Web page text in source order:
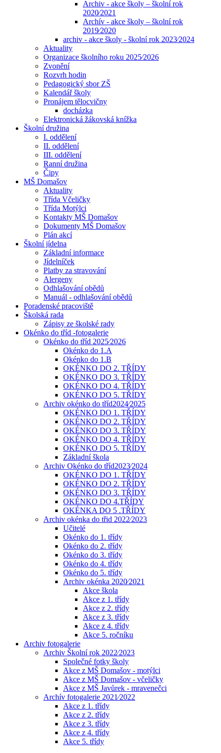
Archiv - akce školy – školní rok
2020⁄2021
Archív - akce školy – školní rok
2019⁄2020
archiv - akce školy - školní rok 2023⁄2024
Aktuality
Organizace školního roku 2025⁄2026
Zvonění
Rozvrh hodin
Pedagogický sbor ZŠ
Kalendář školy
Pronájem tělocvičny
docházka
Elektronická žákovská knížka
Školní družina
I. oddělení
II. oddělení
III. oddělení
Ranní družina
Čipy
MŠ Domašov
Aktuality
Třída Včeličky
Třída Motýlci
Kontakty MŠ Domašov
Dokumenty MŠ Domašov
Plán akcí
Školní jídelna
Základní informace
Jídelníček
Platby za stravování
Alergeny
Odhlašování obědů
Manuál - odhlašování obědů
Poradenské pracoviště
Školská rada
Zápisy ze školské rady
Okénko do tříd -fotogalerie
Okénko do tříd 2025⁄2026
Okénko do 1.A
Okénko do 1.B
OKÉNKO DO 2. TŘÍDY
OKÉNKO DO 3. TŘÍDY
OKÉNKO DO 4. TŘÍDY
OKÉNKO DO 5. TŘÍDY
Archiv okénko do tříd2024⁄2025
OKÉNKO DO 1. TŘÍDY
OKÉNKO DO 2. TŘÍDY
OKÉNKO DO 3. TŘÍDY
OKÉNKO DO 4. TŘÍDY
OKÉNKO DO 5. TŘÍDY
Základní škola
Archiv Okénko do tříd2023⁄2024
OKÉNKO DO 1. TŘÍDY
OKÉNKO DO 2. TŘÍDY
OKÉNKO DO 3. TŘÍDY
OKÉNKO DO 4.TŘÍDY
OKÉNKA DO 5 .TŘÍDY
Archiv okénka do třid 2022⁄2023
Učitelé
Okénko do 1. třídy
Okénko do 2. třídy
Okénko do 3. třídy
Okénko do 4. třídy
Okénko do 5. třídy
Archiv okénka 2020⁄2021
Akce škola
Akce z 1. třídy
Akce z 2. třídy
Akce z 3. třídy
Akce z 4. třídy
Akce 5. ročníku
Archiv fotogalerie
Archiv Školní rok 2022⁄2023
Společné fotky školy
Akce z MŠ Domašov - motýlci
Akce z MŠ Domašov - včeličky
Akce z MŠ Javůrek - mravenečci
Archív fotogalerie 2021⁄2022
Akce z 1. třídy
Akce z 2. třídy
Akce z 3. třídy
Akce z 4. třídy
Akce 5. třídy